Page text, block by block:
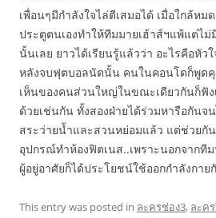
เพื่อนๆมีกำลังใจไล่ตีเสมอได้ เมื่อใกล้หม
ประตูตนเองทำให้ทีมมายเฮ้าส์ฯแพ้แต่ไ
นั้นเลย ยาวได้เรียนรู้แล้วว่า อะไรคือหัว
หลังจบฟุตบอลนัดนั้น คนในคอนโดก็พูด
เห็นของคนส่วนใหญ่ในขณะเดียวกันก็ฟั
ด้วยเช่นกัน ทั้งสองฝ่ายได้ร่วมหารือกันจ
สระว่ายน้ำและสวนหย่อมแล้ว แต่ช่วยกั
อุปกรณ์ทำห้องฟิตเนส..เพราะนอกจากที
ผู้อยู่อาศัยก็ได้ประโยชน์ใช้ออกกำลังกาย
This entry was posted in ละครช่อง3, ละค